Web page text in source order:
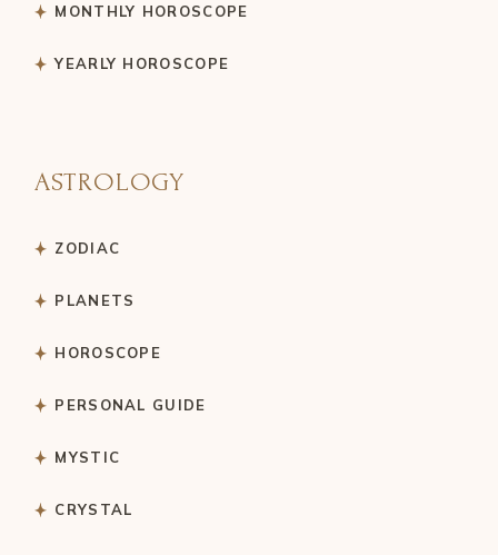
MONTHLY HOROSCOPE
YEARLY HOROSCOPE
ASTROLOGY
ZODIAC
PLANETS
HOROSCOPE
PERSONAL GUIDE
MYSTIC
CRYSTAL